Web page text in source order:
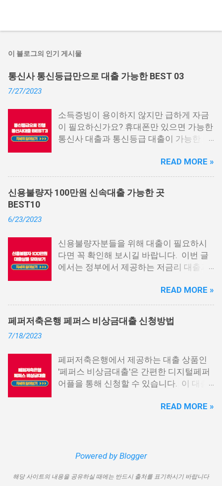
이 블로그의 인기 게시물
통신사 통신등급만으로 대출 가능한 BEST 03
7/27/2023
소득증빙이 용이하지 않지만 급하게 자금
이 필요하신가요? 휴대폰만 있으면 가능한
통신사 대출과 통신등급 대출이 가능한 곳
신사 대출이란? 급히 자금이 필요한 상황
이 발생하면, 때로는 소액 대출을 고려해야
할 수도 있습니다. 하지만 이직 준비로 인
해 무직 상태이거나 소득 증빙이 어려운 상
대출 상품은 휴대폰만 있으면 간편하게 신
청할 수 있으며, 통신 등급에 따라 대출이
가능합니다. 마치 신용등급처럼 등급별로
부 내역과 장기간에 걸쳐 통신사를 이용한
우량한 고객이면, 추가 혜택도 받을 수 있
습니다. 급히 자금이 필요한 경우, 소액 대
해야 할 수도 있습니다. 그러나 통신사 대
출을 고민해보셨다면, 무직자에게는 매우
기쁜 소식일 것입니다. 통신사 대출은 휴대
통신 사용량을 토대로 신용 등급을 부여하
다. 통신사 대출 및 통신 등급 대출이 가능
한 모바일 간편 대출 상품에 대한 안내를
READ MORE »
신용불량자 100만원 신속대출 가능한 곳
BEST10
6/23/2023
신용불량자분들을 위해 대출이 필요하시
다면 꼭 확인해 보시길 바랍니다. 이번 글
에서는 정부에서 제공하는 저금리 대출과
상위 10개 상품을 추천해 드립니다. 📌 목
차 1. 소액생계비대출: 연체자 100만원 대
출 2. 신용회복위원회 성실상환자대출 3.
신용회복위원회 비대면 간편대출 4. 햇살
7. 국민행복기금 소액대출 8. 웰컴저축은
행 웰컴희망대출 9. 미래크레디트대부 10.
신용불량자 자동차담보대출 11. 결론 1. 소
생계비대출은 2023년 3월부터 시작된 정
니다. 단, 한정된 예산으로 가장 취약한 계
대 100만원으로 제한됩니다. 대출 기간은
READ MORE »
페퍼저축은행 페퍼스 비상금대출 신청방법
7/18/2023
페퍼저축은행에서 제공하는 대출 상품인
'페퍼스 비상금대출'은 간편한 디지털페퍼
어플을 통해 신청할 수 있습니다. 이 대출
출 한도를 제공하며, 프리랜서 분들과 같이
출 상품은 최대 500만원까지 대출 가능하
대출 기간은 3년으로 정해져 있으며, 대출
READ MORE »
Powered by Blogger
해당 사이트의 내용을 공유하실 때에는 반드시 출처를 표기하시기 바랍니다